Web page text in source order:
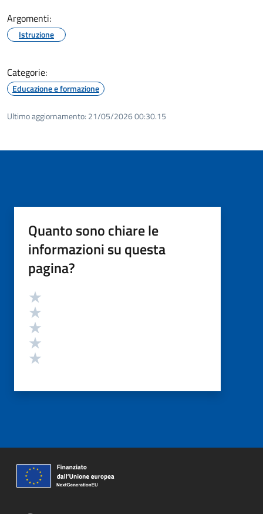
Argomenti:
Istruzione
Categorie:
Educazione e formazione
Ultimo aggiornamento: 21/05/2026 00:30.15
Quanto sono chiare le
informazioni su questa
pagina?
Valutazione